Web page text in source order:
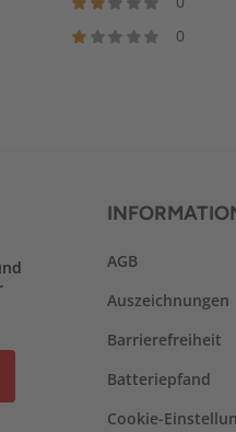
0
AGB
Auszeichnungen
Barrierefreiheit
Batteriepfand
Cookie-